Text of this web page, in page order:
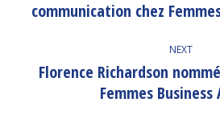
post:
communication chez
NEXT
Next
post:
Florence Richardson
Femmes Business